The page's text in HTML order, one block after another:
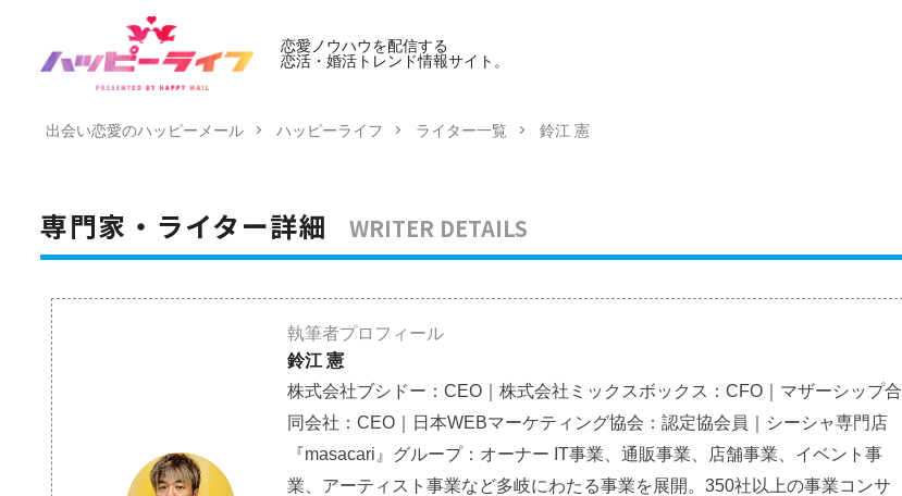
恋愛ノウハウを配信する
恋活・婚活トレンド情報サイト。
出会い恋愛のハッピーメール ハッピーライフ ライター一覧 鈴江 憲
専門家・ライター詳細 WRITER DETAILS
執筆者プロフィール
鈴江 憲
株式会社ブシドー：CEO｜株式会社ミックスボックス：CFO｜マザーシップ合
同会社：CEO｜日本WEBマーケティング協会：認定協会員｜シーシャ専門店
『masacari』グループ：オーナー IT事業、通販事業、店舗事業、イベント事
業、アーティスト事業など多岐にわたる事業を展開。350社以上の事業コンサ